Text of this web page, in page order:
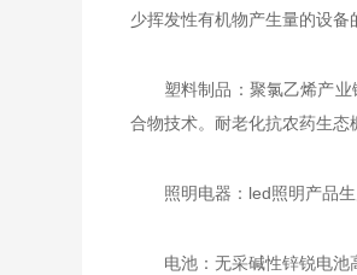
少挥发性有机物产生量的设
塑料制品：聚氯乙烯产
合物技术。耐老化抗农药生态
照明电器：led照明产品
电池：无采碱性锌锐电